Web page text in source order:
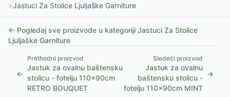
>Jastuci Za Stolice Ljuljaške Garniture
← Pogledaj sve proizvode u kategoriji Jastuci Za Stolice
Ljuljaške Garniture
←
Prethodni proizvod
Jastuk za ovalnu baštensku
stolicu - fotelju 110x90cm
RETRO BOUQUET
Sledeći proizvod
Jastuk za ovalnu
baštensku stolicu -
fotelju 110x90cm MINT
→